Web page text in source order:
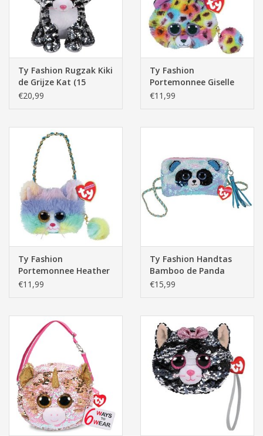
Baby & Peuter
Speelgoed & hobby
Cadeau & feest
Contact/Locatie
Veiligheid
Pasen
Ty Fashion Rugzak Kiki
de Grijze Kat (15
x12,5x24 cm)
€20,99
Ty Fashion
Portemonnee Giselle
het Bontgevlekte
€11,99
Ty Fashion
Portemonnee Heather
de Kat (15x12,5x2,5cm)
€11,99
Ty Fashion Handtas
Bamboo de Panda
(16x18x10cm)
€15,99